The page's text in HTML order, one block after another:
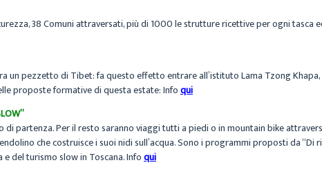
38 Comuni attraversati, più di 1000 le strutture ricettive per ogni
un pezzetto di Tibet: fa questo effetto entrare all’istituto Lama Tzong
proposte formative di questa estate: Infoqui
partenza. Per il resto saranno viaggi tutti a piedi o in mountain bike
che costruisce i suoi nidi sull’acqua. Sono i programmi proposti da “Di
del turismo slow in Toscana. Infoqui